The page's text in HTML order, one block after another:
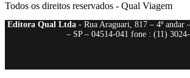
Todos os direitos reservados - Qual Viagem
Editora Qual Ltda- Rua Araguari, 817 – 4º andar
– SP – 04514-041 fone : (11)